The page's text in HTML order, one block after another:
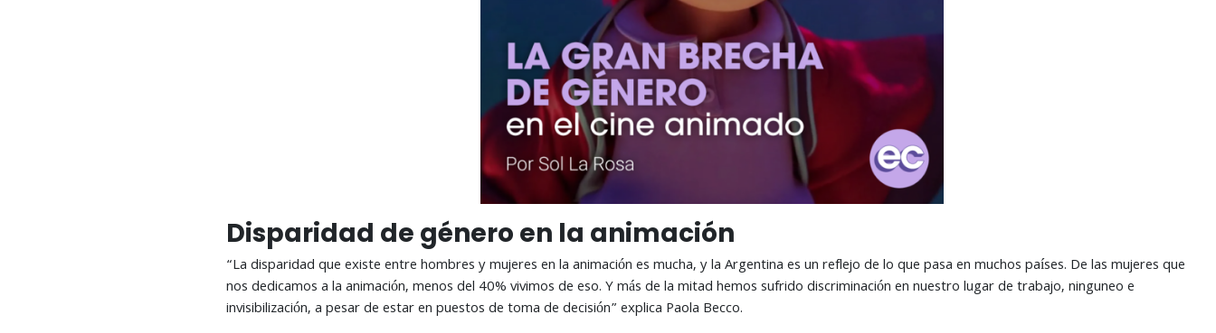
Disparidad de género en la animación
“La disparidad que existe entre hombres y mujeres en la animación es mucha, y la Argentina es un reflejo de lo que pasa en muchos países. De las mujeres que
nos dedicamos a la animación, menos del 40% vivimos de eso. Y más de la mitad hemos sufrido discriminación en nuestro lugar de trabajo, ninguneo e
invisibilización, a pesar de estar en puestos de toma de decisión” explica Paola Becco.